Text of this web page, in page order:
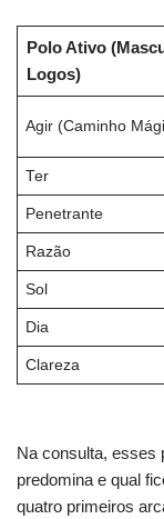
Polo Ativo
Logos)
Agir (Caminho
Ter
Penetrante
Razão
Sol
Dia
Clareza
Na consulta, esses
predomina e qual
quatro primeiros